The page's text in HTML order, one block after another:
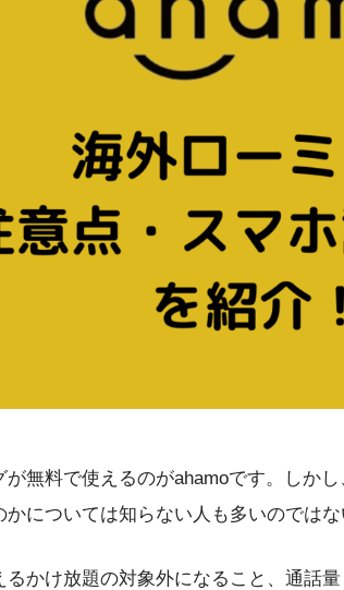
が無料で使えるのがahamoです。しか
については知らない人も多いのではな
るかけ放題の対象外になること、通話